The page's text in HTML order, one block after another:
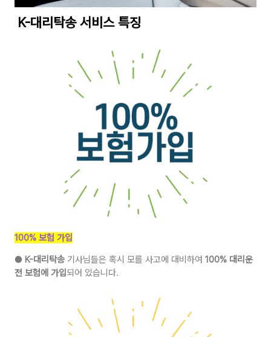
K-대리탁송 서비스 특징
100% 보험 가입
● K-대리탁송 기사님들은 혹시 모를 사고에 대비하여 100% 대리운
전 보험에 가입되어 있습니다.